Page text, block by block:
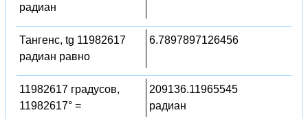
радиан
Тангенс, tg 11982617
радиан равно
6.7897897126456
11982617 градусов,
11982617° =
209136.11965545
радиан